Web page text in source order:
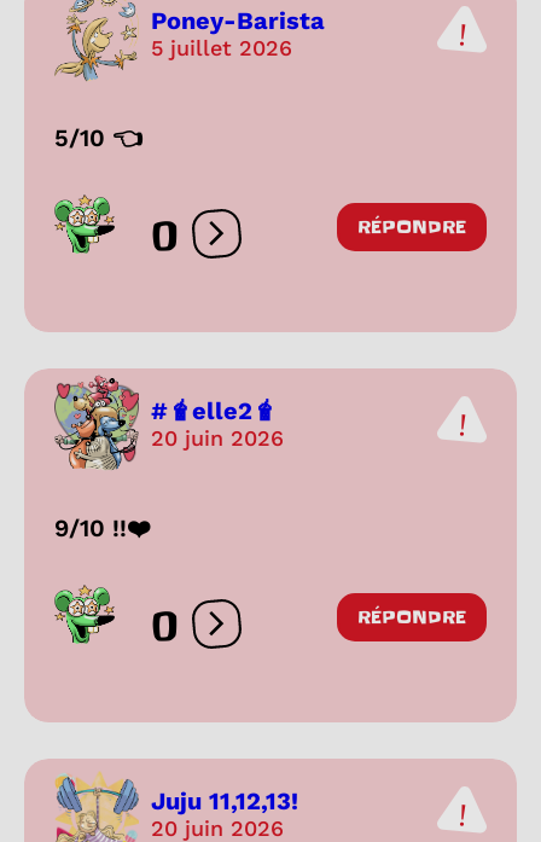
Poney-Barista
5 juillet 2026
5/10 👈
0 Ouvrir les réactions
RÉPONDRE
#🧋elle2🧋
20 juin 2026
9/10 !!❤️
0 Ouvrir les réactions
RÉPONDRE
Juju 11,12,13!
20 juin 2026